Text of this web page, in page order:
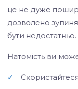
це не дуже
дозволено
бути недостатньо.
Натомість ви
✓